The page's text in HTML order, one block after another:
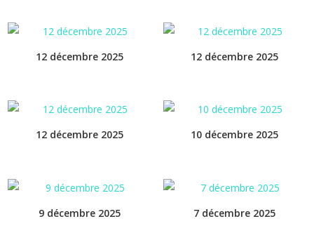
12 décembre 2025 12 décembre 2025
12 décembre 2025 10 décembre 2025
9 décembre 2025 7 décembre 2025